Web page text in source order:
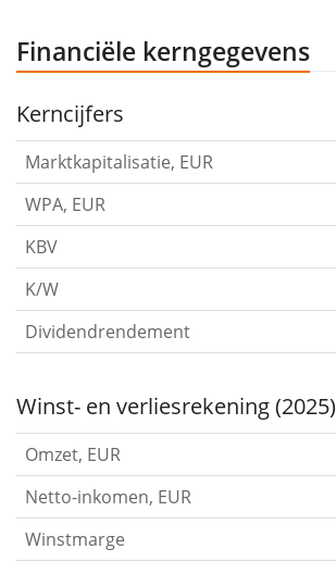
Financiële kerngegevens
Kerncijfers
Marktkapitalisatie, EUR
WPA, EUR
KBV
K/W
Dividendrendement
Winst- en verliesrekening (2025)
Omzet, EUR
Netto-inkomen, EUR
Winstmarge